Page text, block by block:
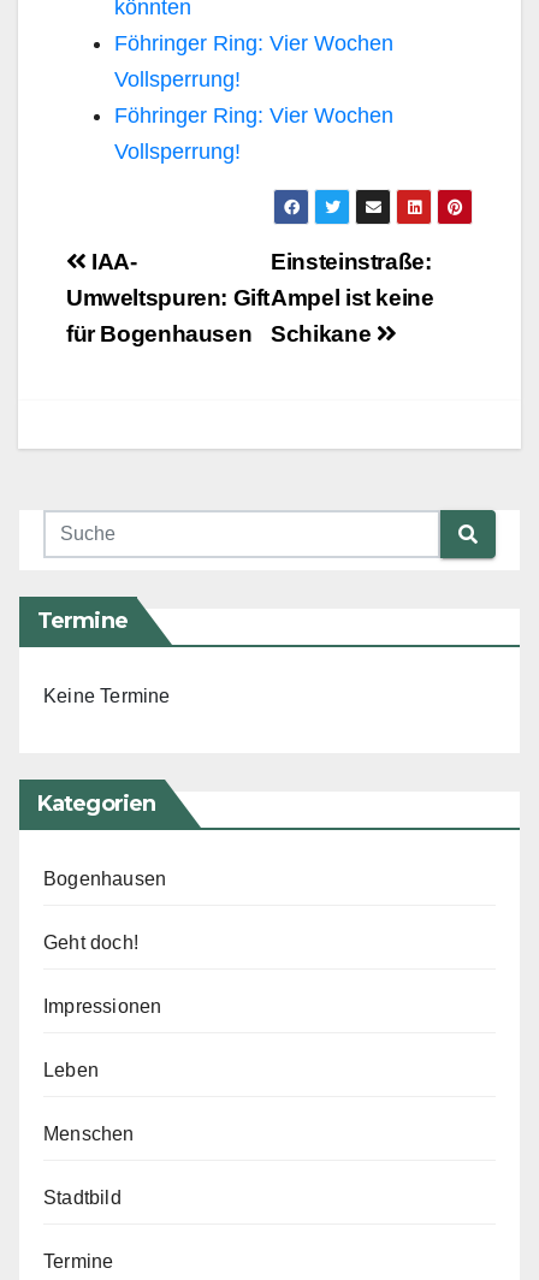
könnten
Föhringer Ring: Vier Wochen
Vollsperrung!
Föhringer Ring: Vier Wochen
Vollsperrung!
Beitragsnavigation
Einsteinstraße:
Ampel ist keine
Schikane
IAA-
Umweltspuren: Gift
für Bogenhausen
Termine
Keine Termine
Kategorien
Bogenhausen
Geht doch!
Impressionen
Leben
Menschen
Stadtbild
Termine